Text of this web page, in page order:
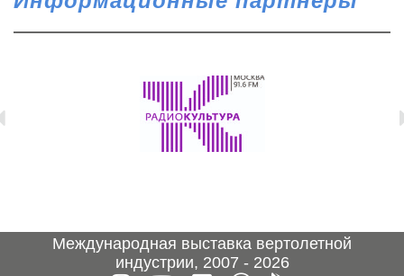
Международная выставка вертолетной
индустрии, 2007 - 2026